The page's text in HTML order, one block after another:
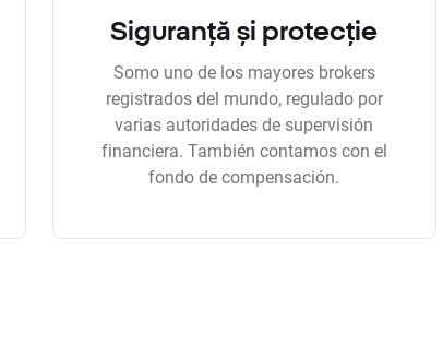
Siguranță și protecție
Somo uno de los mayores brokers
registrados del mundo, regulado por
varias autoridades de supervisión
financiera. También contamos con el
fondo de compensación.